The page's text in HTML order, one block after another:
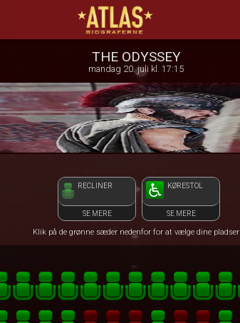
ATLAS Biograferne
THE ODYSSEY
mandag 20. juli kl. 17:15
RECLINER
SE MERE
KØRESTOL
SE MERE
Klik på de grønne sæder nedenfor for at vælge dine pladser
front03-cc 020136